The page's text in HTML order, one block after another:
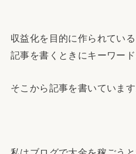
収益化を目的に作られてい
記事を書くときにキーワード
そこから記事を書いています